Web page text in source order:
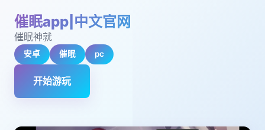
催眠app|中文官网
催眠神就
安卓 催眠 pc
开始游玩